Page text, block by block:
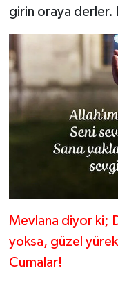
girin oraya derler.
Mevlana diyor ki;
yoksa, güzel
Cumalar!